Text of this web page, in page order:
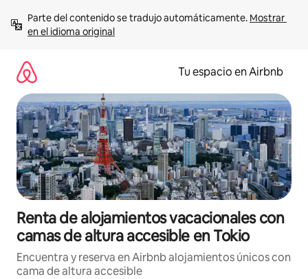
contenido
Parte del contenido se tradujo automáticamente. Mostrar
en el idioma original
Tu espacio en Airbnb
Renta de alojamientos vacacionales con
camas de altura accesible en Tokio
Encuentra y reserva en Airbnb alojamientos únicos con
cama de altura accesible